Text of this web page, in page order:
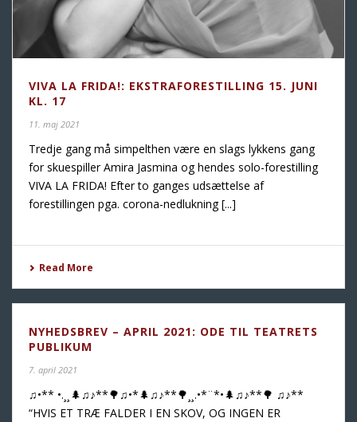
VIVA LA FRIDA!: EKSTRAFORESTILLING 15. JUNI
KL. 17
11. maj 2021
Tredje gang må simpelthen være en slags lykkens gang
for skuespiller Amira Jasmina og hendes solo-forestilling
VIVA LA FRIDA! Efter to ganges udsættelse af
forestillingen pga. corona-nedlukning [...]
Read More
NYHEDSBREV – APRIL 2021: ODE TIL TEATRETS
PUBLIKUM
7. april 2021
♫•** •.¸¸🌲♫♪**🌳♫•*🌲♫♪**🌳¸¸.•*¨*•🌲♫♪**🌳 ♫♪**
“HVIS ET TRÆ FALDER I EN SKOV, OG INGEN ER